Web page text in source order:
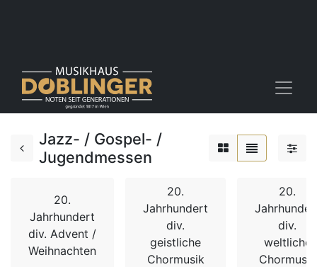
Jazz- / Gospel- /
Jugendmessen
20.
Jahrhundert
div. Advent /
Weihnachten
20.
Jahrhundert
div.
geistliche
Chormusik
20.
div.
weltliche
Chormusik